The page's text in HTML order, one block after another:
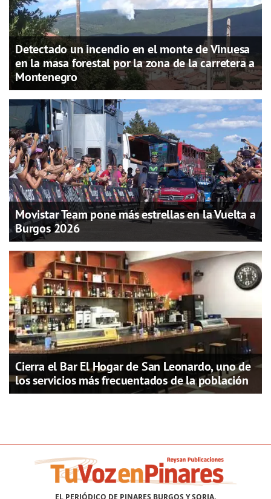
Detectado un incendio en el monte de Vinuesa
en la masa forestal por la zona de la carretera a
Montenegro
Movistar Team pone más estrellas en la Vuelta a
Burgos 2026
Cierra el Bar El Hogar de San Leonardo, uno de
los servicios más frecuentados de la población
EL PERIÓDICO DE PINARES BURGOS Y SORIA.